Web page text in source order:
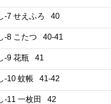
-7 せえふろ 40
-8 こたつ 40-41
-9 花瓶 41
-10 蚊帳 41-42
-11 一枚田 42